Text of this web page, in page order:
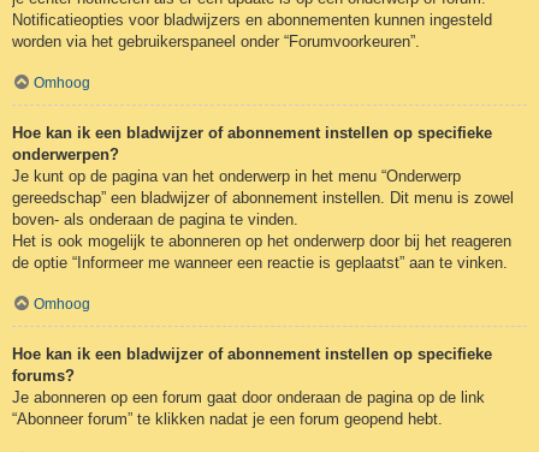
Notificatieopties voor bladwijzers en abonnementen kunnen ingesteld
worden via het gebruikerspaneel onder “Forumvoorkeuren”.
Omhoog
Hoe kan ik een bladwijzer of abonnement instellen op specifieke
onderwerpen?
Je kunt op de pagina van het onderwerp in het menu “Onderwerp
gereedschap” een bladwijzer of abonnement instellen. Dit menu is zowel
boven- als onderaan de pagina te vinden.
Het is ook mogelijk te abonneren op het onderwerp door bij het reageren
de optie “Informeer me wanneer een reactie is geplaatst” aan te vinken.
Omhoog
Hoe kan ik een bladwijzer of abonnement instellen op specifieke
forums?
Je abonneren op een forum gaat door onderaan de pagina op de link
“Abonneer forum” te klikken nadat je een forum geopend hebt.